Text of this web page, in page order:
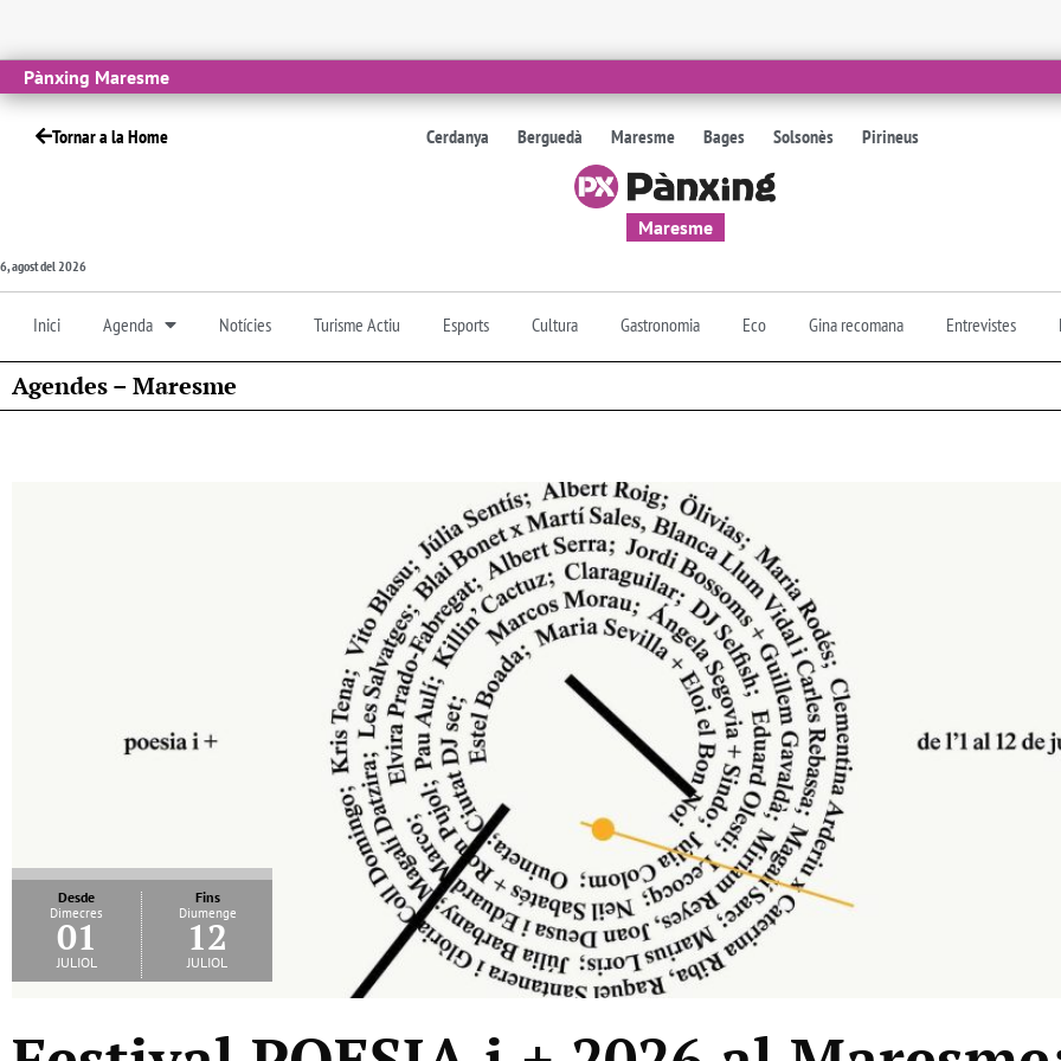
Pànxing Maresme
Tornar a la Home Cerdanya Berguedà Maresme Bages Solsonès Pirineus
Maresme
6, agost del 2026
Inici Agenda Notícies Turisme Actiu Esports Cultura Gastronomia Eco Gina recomana Entrevistes
Agendes – Maresme
Desde
Dimecres
01
juliol
Fins
Diumenge
12
juliol